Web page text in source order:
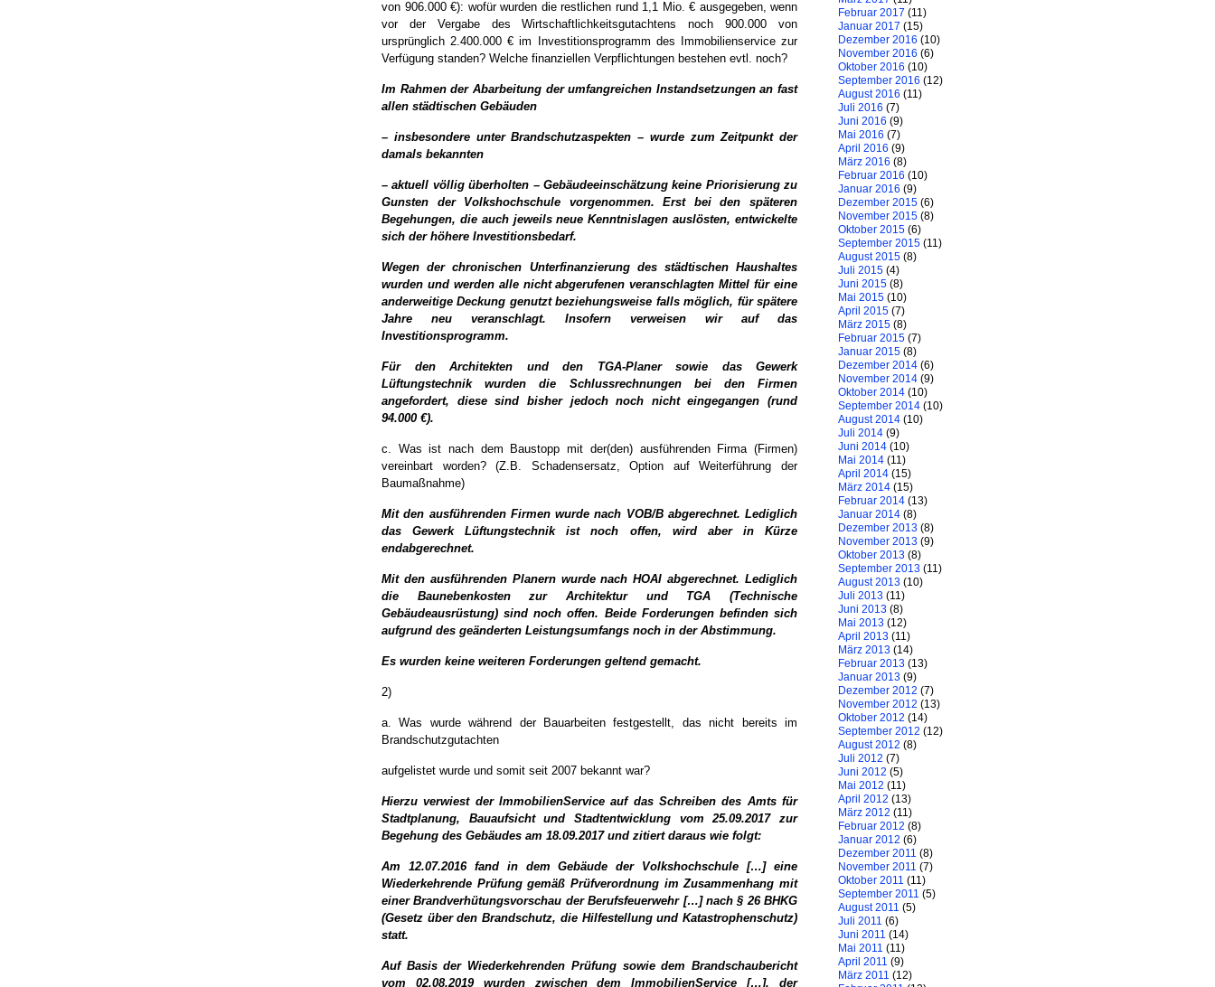
von 906.000 €): wofür wurden die restlichen rund 1,1 Mio. € ausgegeben, wenn
vor der Vergabe des Wirtschaftlichkeitsgutachtens noch 900.000 von
ursprünglich 2.400.000 € im Investitionsprogramm des Immobilienservice zur
Verfügung standen? Welche finanziellen Verpflichtungen bestehen evtl. noch?
Im Rahmen der Abarbeitung der umfangreichen Instandsetzungen an fast
allen städtischen Gebäuden
– insbesondere unter Brandschutzaspekten – wurde zum Zeitpunkt der
damals bekannten
– aktuell völlig überholten – Gebäudeeinschätzung keine Priorisierung zu
Gunsten der Volkshochschule vorgenommen. Erst bei den späteren
Begehungen, die auch jeweils neue Kenntnislagen auslösten, entwickelte
sich der höhere Investitionsbedarf.
Wegen der chronischen Unterfinanzierung des städtischen Haushaltes
wurden und werden alle nicht abgerufenen veranschlagten Mittel für eine
anderweitige Deckung genutzt beziehungsweise falls möglich, für spätere
Jahre neu veranschlagt. Insofern verweisen wir auf das
Investitionsprogramm.
Für den Architekten und den TGA-Planer sowie das Gewerk
Lüftungstechnik wurden die Schlussrechnungen bei den Firmen
angefordert, diese sind bisher jedoch noch nicht eingegangen (rund
94.000 €).
c. Was ist nach dem Baustopp mit der(den) ausführenden Firma (Firmen)
vereinbart worden? (Z.B. Schadensersatz, Option auf Weiterführung der
Baumaßnahme)
Mit den ausführenden Firmen wurde nach VOB/B abgerechnet. Lediglich
das Gewerk Lüftungstechnik ist noch offen, wird aber in Kürze
endabgerechnet.
Mit den ausführenden Planern wurde nach HOAI abgerechnet. Lediglich
die Baunebenkosten zur Architektur und TGA (Technische
Gebäudeausrüstung) sind noch offen. Beide Forderungen befinden sich
aufgrund des geänderten Leistungsumfangs noch in der Abstimmung.
Es wurden keine weiteren Forderungen geltend gemacht.
2)
a. Was wurde während der Bauarbeiten festgestellt, das nicht bereits im
Brandschutzgutachten
aufgelistet wurde und somit seit 2007 bekannt war?
Hierzu verwiest der ImmobilienService auf das Schreiben des Amts für
Stadtplanung, Bauaufsicht und Stadtentwicklung vom 25.09.2017 zur
Begehung des Gebäudes am 18.09.2017 und zitiert daraus wie folgt:
Am 12.07.2016 fand in dem Gebäude der Volkshochschule […] eine
Wiederkehrende Prüfung gemäß Prüfverordnung im Zusammenhang mit
einer Brandverhütungsvorschau der Berufsfeuerwehr […] nach § 26 BHKG
(Gesetz über den Brandschutz, die Hilfestellung und Katastrophenschutz)
statt.
Auf Basis der Wiederkehrenden Prüfung sowie dem Brandschaubericht
vom 02.08.2019 wurden zwischen dem ImmobilienService […], der
Februar 2017 (11)
Januar 2017 (15)
Dezember 2016 (10)
November 2016 (6)
Oktober 2016 (10)
September 2016 (12)
August 2016 (11)
Juli 2016 (7)
Juni 2016 (9)
Mai 2016 (7)
April 2016 (9)
März 2016 (8)
Februar 2016 (10)
Januar 2016 (9)
Dezember 2015 (6)
November 2015 (8)
Oktober 2015 (6)
September 2015 (11)
August 2015 (8)
Juli 2015 (4)
Juni 2015 (8)
Mai 2015 (10)
April 2015 (7)
März 2015 (8)
Februar 2015 (7)
Januar 2015 (8)
Dezember 2014 (6)
November 2014 (9)
Oktober 2014 (10)
September 2014 (10)
August 2014 (10)
Juli 2014 (9)
Juni 2014 (10)
Mai 2014 (11)
April 2014 (15)
März 2014 (15)
Februar 2014 (13)
Januar 2014 (8)
Dezember 2013 (8)
November 2013 (9)
Oktober 2013 (8)
September 2013 (11)
August 2013 (10)
Juli 2013 (11)
Juni 2013 (8)
Mai 2013 (12)
April 2013 (11)
März 2013 (14)
Februar 2013 (13)
Januar 2013 (9)
Dezember 2012 (7)
November 2012 (13)
Oktober 2012 (14)
September 2012 (12)
August 2012 (8)
Juli 2012 (7)
Juni 2012 (5)
Mai 2012 (11)
April 2012 (13)
März 2012 (11)
Februar 2012 (8)
Januar 2012 (6)
Dezember 2011 (8)
November 2011 (7)
Oktober 2011 (11)
September 2011 (5)
August 2011 (5)
Juli 2011 (6)
Juni 2011 (14)
Mai 2011 (11)
April 2011 (9)
März 2011 (12)